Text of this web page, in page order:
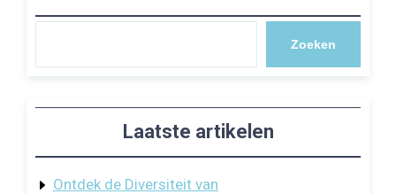
Zoeken
Laatste artikelen
Ontdek de Diversiteit van